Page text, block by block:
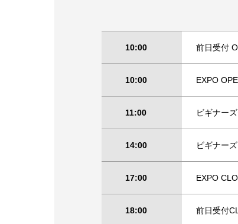
10:00 前日受付
10:00 EXPO
11:00 ビギナー
14:00 ビギナー
17:00 EXPO
18:00 前日受付